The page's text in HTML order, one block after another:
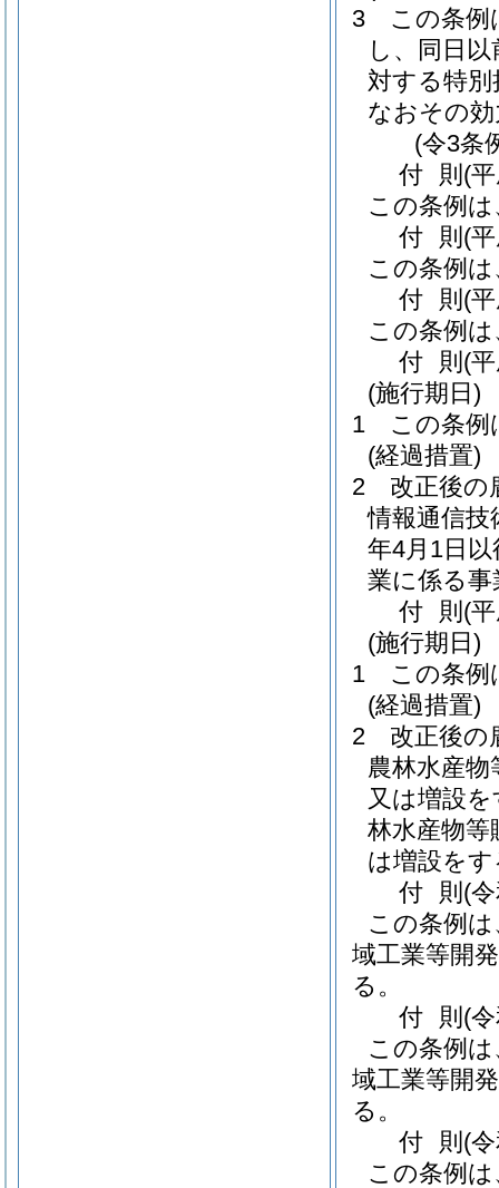
3
この条例
し、同日以
対する特
なおその
(令3条
付 則 (
この条例
付 則 (
この条例
付 則 (
この条例
付 則 (
(施行期日)
1
この条例
(経過措置)
2
改正後の
情報通信技
年4月1日
業に係る
付 則 (
(施行期日)
1
この条例
(経過措置)
2
改正後の
農林水産
又は増設
林水産物
は増設を
付 則 (
この条例
域工業等開
る。
付 則 (
この条例
域工業等開
る。
付 則 (
この条例